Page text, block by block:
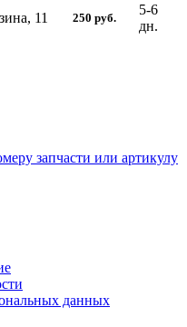
11 250 руб.
5-6
дн.
запчасти или артикулу
данных